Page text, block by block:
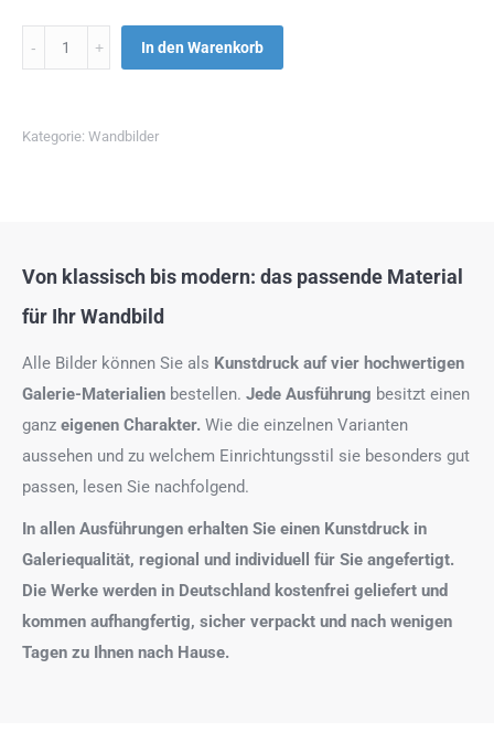
Menge In den Warenkorb
Kategorie: Wandbilder
Von klassisch bis modern: das passende Material
für Ihr Wandbild
Alle Bilder können Sie als Kunstdruck auf vier hochwertigen
Galerie-Materialien bestellen. Jede Ausführung besitzt einen
ganz eigenen Charakter. Wie die einzelnen Varianten
aussehen und zu welchem Einrichtungsstil sie besonders gut
passen, lesen Sie nachfolgend.
In allen Ausführungen erhalten Sie einen Kunstdruck in
Galeriequalität, regional und individuell für Sie angefertigt.
Die Werke werden in Deutschland kostenfrei geliefert und
kommen aufhangfertig, sicher verpackt und nach wenigen
Tagen zu Ihnen nach Hause.